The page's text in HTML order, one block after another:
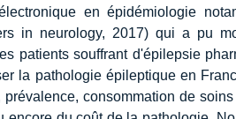
en épidémiologie
in neurology, 2017) qui a pu
patients souffrant d'épilepsie
la pathologie épileptique en
consommation de soins